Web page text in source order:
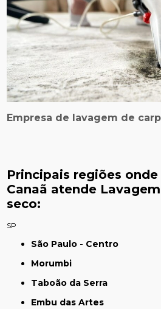
Empresa de lavagem de
Principais regiões
Canaã atende
seco:
SP
São Paulo - Centro
Morumbi
Taboão da Serra
Embu das Artes